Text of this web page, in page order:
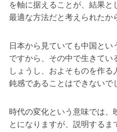
を軸に据えることが、結果と
最適な方法だと考えられたか
日本から見ていても中国と
ですから、その中で生きてい
しょうし、およそものを作る
鈍感であることはできないで
時代の変化という意味では、
とになりますが、説明するま